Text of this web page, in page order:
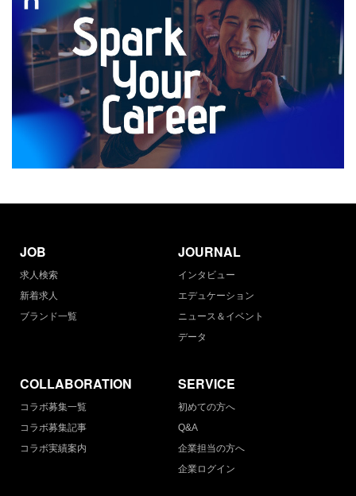
JOB
求人検索
新着求人
ブランド一覧
JOURNAL
インタビュー
エデュケーション
ニュース＆イベント
データ
COLLABORATION
コラボ募集一覧
コラボ募集記事
コラボ実績案内
SERVICE
初めての方へ
Q&A
企業担当の方へ
企業ログイン